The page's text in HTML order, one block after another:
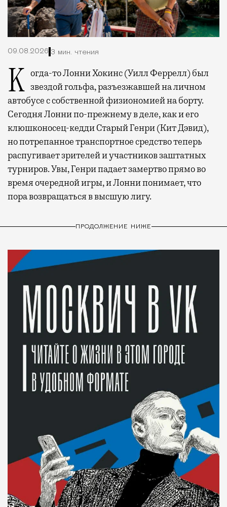
09.08.2026 3 мин. чтения
Когда-то Лонни Хокинс (Уилл Феррелл) был звездой гольфа, разъезжавшей на личном
автобусе с собственной физиономией на борту.
Сегодня Лонни по-прежнему в деле, как и его
клюшконосец-кедди Старый Генри (Кит Дэвид),
но потрепанное транспортное средство теперь
распугивает зрителей и участников заштатных
турниров. Увы, Генри падает замертво прямо во
время очередной игры, и Лонни понимает, что
пора возвращаться в высшую лигу.
ПРОДОЛЖЕНИЕ НИЖЕ